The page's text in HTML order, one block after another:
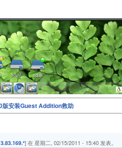
版安装Guest Addition救助
] 在 星期二, 02/15/2011 - 15:40 发表。